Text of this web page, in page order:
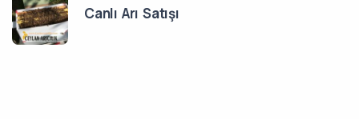
Canlı Arı Satışı